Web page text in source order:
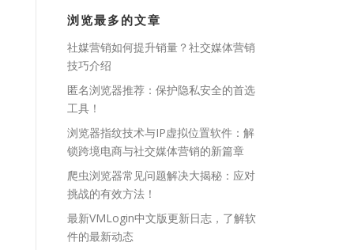
浏览最多的文章
社媒营销如何提升销量？社交媒体营销
技巧介绍
匿名浏览器推荐：保护隐私安全的首选
工具！
浏览器指纹技术与IP虚拟位置软件：解
锁跨境电商与社交媒体营销的新篇章
爬虫浏览器常见问题解决大揭秘：应对
挑战的有效方法！
最新VMLogin中文版更新日志，了解软
件的最新动态